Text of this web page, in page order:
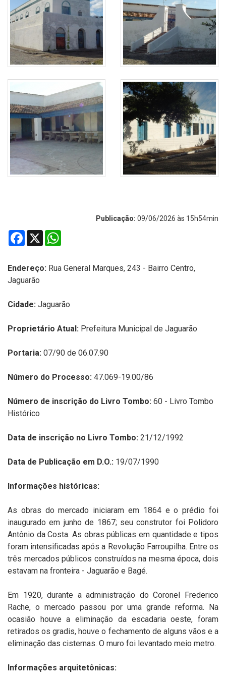
Publicação: 09/06/2026 às 15h54min
Facebook
X
Endereço: Rua General Marques, 243 - Bairro Centro,
Jaguarão
Cidade: Jaguarão
Proprietário Atual: Prefeitura Municipal de Jaguarão
Portaria: 07/90 de 06.07.90
Número do Processo: 47.069-19.00/86
Número de inscrição do Livro Tombo: 60 - Livro Tombo
Histórico
Data de inscrição no Livro Tombo: 21/12/1992
Data de Publicação em D.O.: 19/07/1990
Informações históricas:
As obras do mercado iniciaram em 1864 e o prédio foi
inaugurado em junho de 1867; seu construtor foi Polidoro
Antônio da Costa. As obras públicas em quantidade e tipos
foram intensificadas após a Revolução Farroupilha. Entre os
três mercados públicos construídos na mesma época, dois
estavam na fronteira - Jaguarão e Bagé.
Em 1920, durante a administração do Coronel Frederico
Rache, o mercado passou por uma grande reforma. Na
ocasião houve a eliminação da escadaria oeste, foram
retirados os gradis, houve o fechamento de alguns vãos e a
eliminação das cisternas. O muro foi levantado meio metro.
Informações arquitetônicas: